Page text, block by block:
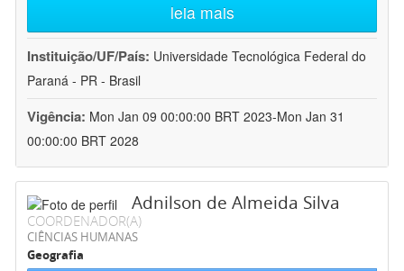
leia mais
Instituição/UF/País: Universidade Tecnológica Federal do
Paraná - PR - Brasil
Vigência: Mon Jan 09 00:00:00 BRT 2023-Mon Jan 31
00:00:00 BRT 2028
Adnilson de Almeida Silva
COORDENADOR(A)
CIÊNCIAS HUMANAS
Geografia